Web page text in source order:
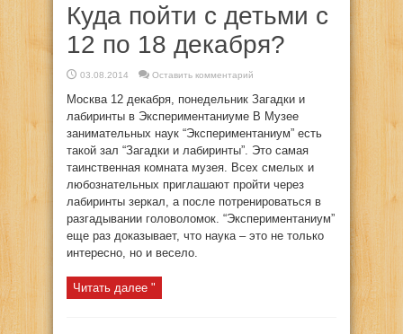
Куда пойти с детьми с
12 по 18 декабря?
03.08.2014 Оставить комментарий
Москва 12 декабря, понедельник Загадки и
лабиринты в Экспериментаниуме В Музее
занимательных наук “Экспериментаниум” есть
такой зал “Загадки и лабиринты”. Это самая
таинственная комната музея. Всех смелых и
любознательных приглашают пройти через
лабиринты зеркал, а после потренироваться в
разгадывании головоломок. “Экспериментаниум”
еще раз доказывает, что наука – это не только
интересно, но и весело.
Читать далее "